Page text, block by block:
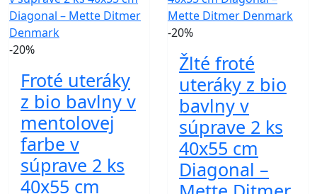
-20%
Froté uteráky
z bio bavlny v
mentolovej
farbe v
súprave 2 ks
40x55 cm
-20%
Žlté froté
uteráky z bio
bavlny v
súprave 2 ks
40x55 cm
Diagonal –